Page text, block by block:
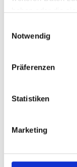
haben oder die
Notwendig
Präferenzen
Statistiken
Marketing